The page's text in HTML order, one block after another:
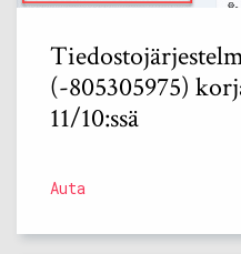
(-805305975)
11/10:ssä
Auta